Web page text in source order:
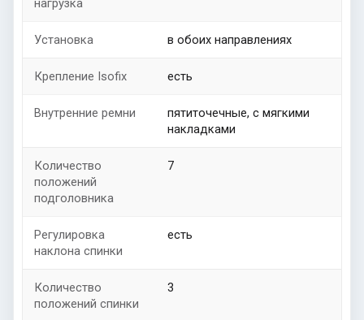
нагрузка
Установка в обоих направлениях
Крепление Isofix есть
Внутренние ремни
пятиточечные, с мягкими
накладками
Количество
положений
подголовника
7
Регулировка
наклона спинки
есть
Количество
положений спинки
3